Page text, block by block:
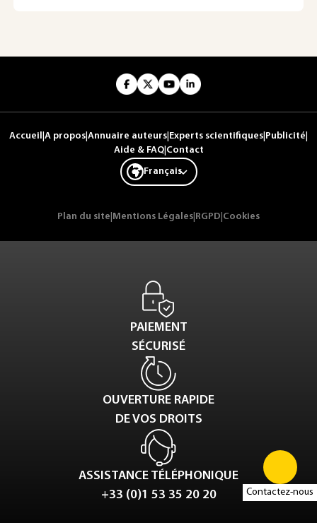
Contactez-nous
Accueil A propos Annuaire auteurs Experts scientifiques Publicité
Aide & FAQ| Contact
Français
Plan du site Mentions Légales RGPD Cookies
PAIEMENT
SÉCURISÉ
OUVERTURE RAPIDE
DE VOS DROITS
ASSISTANCE TÉLÉPHONIQUE
+33 (0)1 53 35 20 20